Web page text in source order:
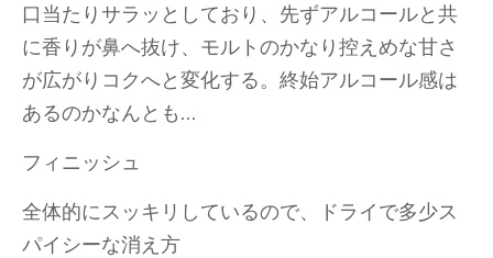
口当たりサラッとしており、先ずアルコールと共
に香りが鼻へ抜け、モルトのかなり控えめな甘さ
が広がりコクへと変化する。終始アルコール感は
あるのかなんとも…
フィニッシュ
全体的にスッキリしているので、ドライで多少ス
パイシーな消え方